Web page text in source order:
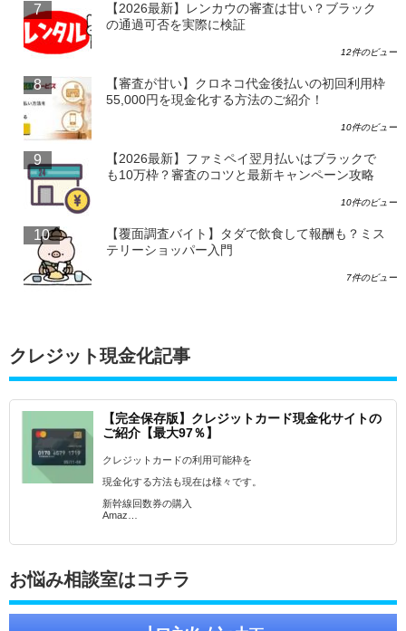
【2026最新】レンカウの審査は甘い？ブラック
の通過可否を実際に検証
12件のビュー
【審査が甘い】クロネコ代金後払いの初回利用枠
55,000円を現金化する方法のご紹介！
10件のビュー
【2026最新】ファミペイ翌月払いはブラックで
も10万枠？審査のコツと最新キャンペーン攻略
10件のビュー
【覆面調査バイト】タダで飲食して報酬も？ミス
テリーショッパー入門
7件のビュー
クレジット現金化記事
【完全保存版】クレジットカード現金化サイトの
ご紹介【最大97％】
クレジットカードの利用可能枠を
現金化する方法も現在は様々です。
新幹線回数券の購入
Amaz…
お悩み相談室はコチラ